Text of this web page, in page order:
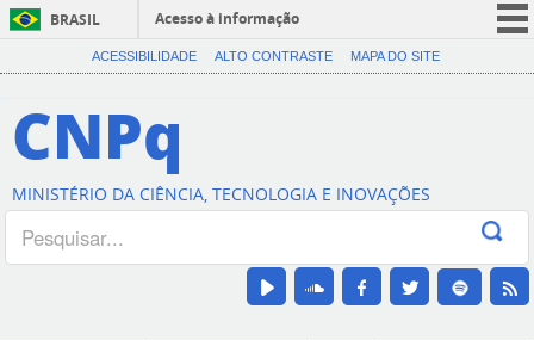
BRASIL
Acesso à informação
CORONAVÍRUS (COVID-19)
Canais
ACESSIBILIDADE ALTO CONTRASTE MAPA DO SITE
CNPq
MINISTÉRIO DA CIÊNCIA, TECNOLOGIA E INOVAÇÕES